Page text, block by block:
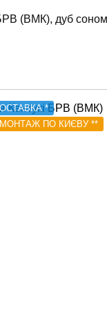
(ВМК), дуб
*
ПО КИЄВУ **